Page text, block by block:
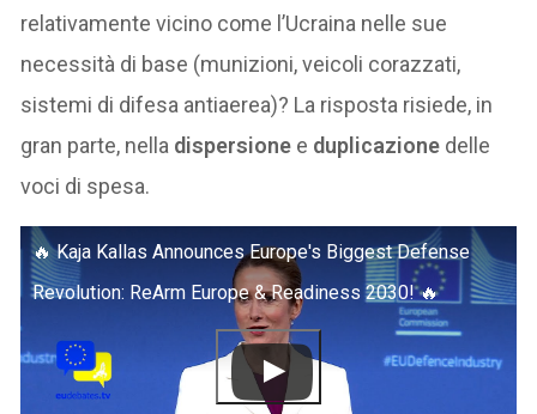
relativamente vicino come l’Ucraina nelle sue
necessità di base (munizioni, veicoli corazzati,
sistemi di difesa antiaerea)? La risposta risiede, in
gran parte, nella dispersione e duplicazione delle
voci di spesa.
🔥 Kaja Kallas Announces Europe's Biggest Defense
Revolution: ReArm Europe & Readiness 2030! 🔥